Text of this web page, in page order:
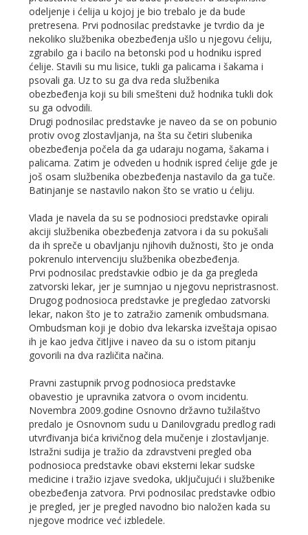
odeljenje i ćelija u kojoj je bio trebalo je da bude
pretresena. Prvi podnosilac predstavke je tvrdio da je
nekoliko službenika obezbeđenja ušlo u njegovu ćeliju,
zgrabilo ga i bacilo na betonski pod u hodniku ispred
ćelije. Stavili su mu lisice, tukli ga palicama i šakama i
psovali ga. Uz to su ga dva reda službenika
obezbeđenja koji su bili smešteni duž hodnika tukli dok
su ga odvodili.
Drugi podnosilac predstavke je naveo da se on pobunio
protiv ovog zlostavljanja, na šta su četiri slubenika
obezbeđenja počela da ga udaraju nogama, šakama i
palicama. Zatim je odveden u hodnik ispred ćelije gde je
još osam službenika obezbeđenja nastavilo da ga tuče.
Batinjanje se nastavilo nakon što se vratio u ćeliju.
Vlada je navela da su se podnosioci predstavke opirali
akciji službenika obezbeđenja zatvora i da su pokušali
da ih spreče u obavljanju njihovih dužnosti, što je onda
pokrenulo intervenciju službenika obezbeđenja.
Prvi podnosilac predstavkie odbio je da ga pregleda
zatvorski lekar, jer je sumnjao u njegovu nepristrasnost.
Drugog podnosioca predstavke je pregledao zatvorski
lekar, nakon što je to zatražio zamenik ombudsmana.
Ombudsman koji je dobio dva lekarska izveštaja opisao
ih je kao jedva čitljive i naveo da su o istom pitanju
govorili na dva različita načina.
Pravni zastupnik prvog podnosioca predstavke
obavestio je upravnika zatvora o ovom incidentu.
Novembra 2009.godine Osnovno državno tužilaštvo
predalo je Osnovnom sudu u Danilovgradu predlog radi
utvrđivanja bića krivičnog dela mučenje i zlostavljanje.
Istražni sudija je tražio da zdravstveni pregled oba
podnosioca predstavke obavi eksterni lekar sudske
medicine i tražio izjave svedoka, uključujući i službenike
obezbeđenja zatvora. Prvi podnosilac predstavke odbio
je pregled, jer je pregled navodno bio naložen kada su
njegove modrice već izbledele.